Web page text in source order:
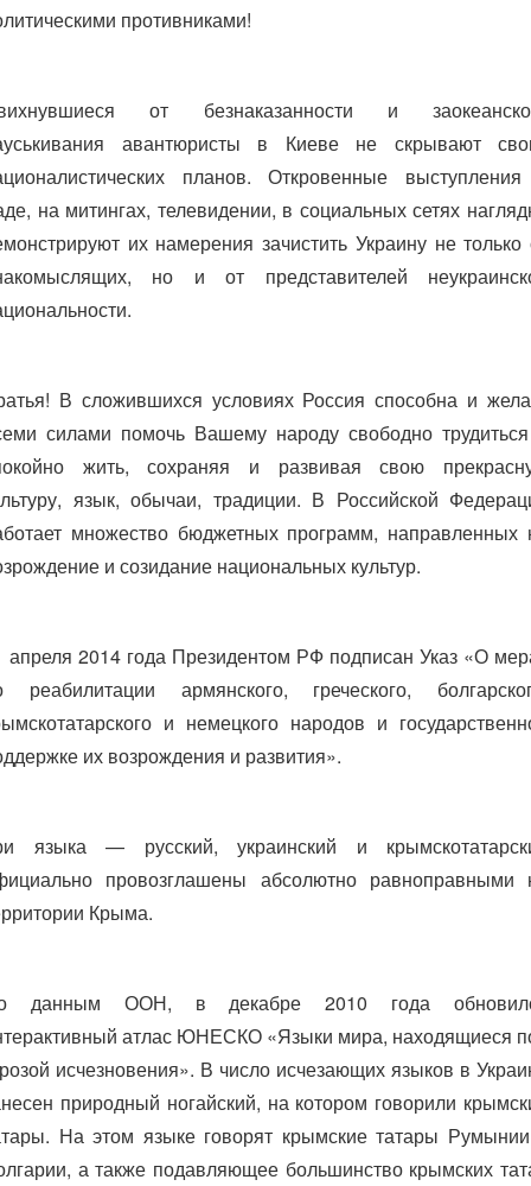
противниками!
от безнаказанности и
авантюристы в Киеве не скрывают
планов. Откровенные
на митингах, телевидении, в социальных сетях
их намерения зачистить Украину не только
но и от представителей
В сложившихся условиях Россия способна и
силами помочь Вашему народу свободно
жить, сохраняя и развивая свою
язык, обычаи, традиции. В Российской
множество бюджетных программ, направленных
и созидание национальных культур.
апреля 2014 года Президентом РФ подписан Указ «О
реабилитации армянского, греческого,
и немецкого народов и
их возрождения и развития».
языка — русский, украинский и
провозглашены абсолютно равноправными
Крыма.
данным ООН, в декабре 2010 года
атлас ЮНЕСКО «Языки мира, находящиеся
исчезновения». В число исчезающих языков в
природный ногайский, на котором говорили
На этом языке говорят крымские татары
а также подавляющее большинство крымских